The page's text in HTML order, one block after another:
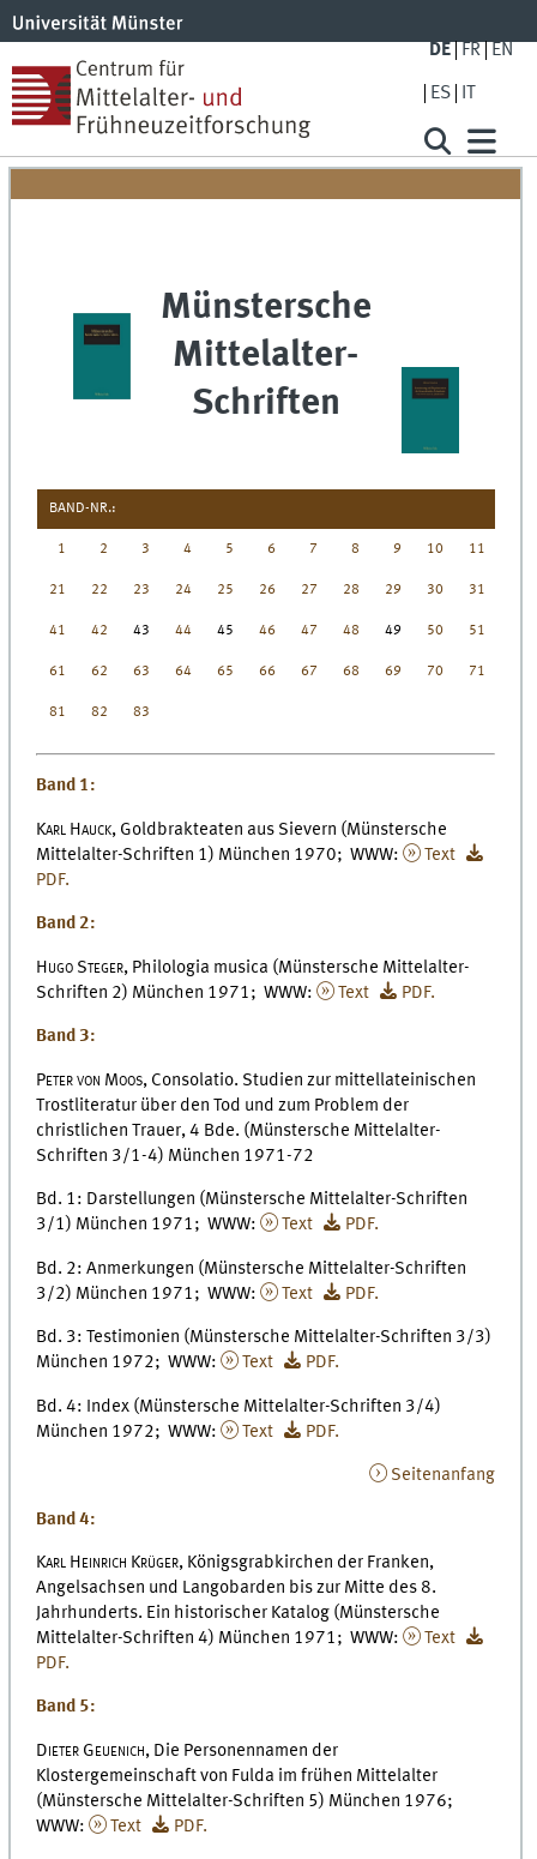
DE FR EN
ES IT
Münstersche
Mittelalter-
Schriften
BAND-NR.:
1 2 3 4 5 6 7 8 9 10 11
21 22 23 24 25 26 27 28 29 30 31
41 42 43 44 45 46 47 48 49 50 51
61 62 63 64 65 66 67 68 69 70 71
81 82 83
Band 1:
Karl Hauck, Goldbrakteaten aus Sievern (Münstersche
Mittelalter-Schriften 1) München 1970; WWW:
Text
PDF.
Band 2:
Hugo Steger, Philologia musica (Münstersche Mittelalter-
Schriften 2) München 1971; WWW:
Text PDF.
Band 3:
Peter von Moos, Consolatio. Studien zur mittellateinischen
Trostliteratur über den Tod und zum Problem der
christlichen Trauer, 4 Bde. (Münstersche Mittelalter-
Schriften 3/1-4) München 1971-72
Bd. 1: Darstellungen (Münstersche Mittelalter-Schriften
3/1) München 1971; WWW:
Text PDF.
Bd. 2: Anmerkungen (Münstersche Mittelalter-Schriften
3/2) München 1971; WWW:
Text PDF.
Bd. 3: Testimonien (Münstersche Mittelalter-Schriften 3/3)
München 1972; WWW:
Text PDF.
Bd. 4: Index (Münstersche Mittelalter-Schriften 3/4)
München 1972; WWW:
Text PDF.
Seitenanfang
Band 4:
Karl Heinrich Krüger, Königsgrabkirchen der Franken,
Angelsachsen und Langobarden bis zur Mitte des 8.
Jahrhunderts. Ein historischer Katalog (Münstersche
Mittelalter-Schriften 4) München 1971; WWW:
Text
PDF.
Band 5:
Dieter Geuenich, Die Personennamen der
Klostergemeinschaft von Fulda im frühen Mittelalter
(Münstersche Mittelalter-Schriften 5) München 1976;
WWW:
Text PDF.